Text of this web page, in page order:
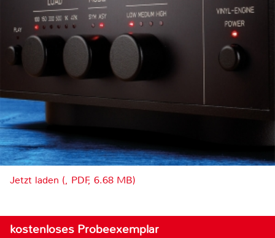
Jetzt laden (, PDF, 6.68 MB)
kostenloses Probeexemplar